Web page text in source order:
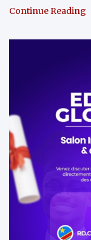
Continue Reading